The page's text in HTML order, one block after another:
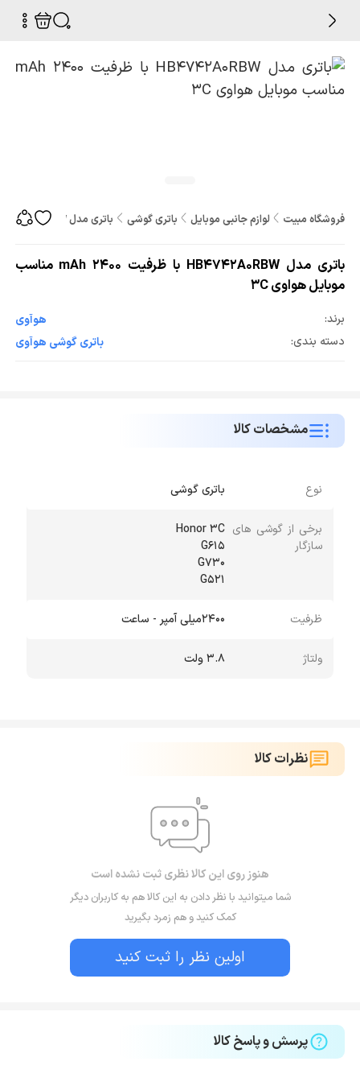
فروشگاه مبیت لوازم جانبی موبایل باتری گوشی باتری مدل HB4742A0RBW با ظرفیت 2400 mAh مناسب موبایل هواوی 3C
باتری مدل HB4742A0RBW با ظرفیت 2400 mAh مناسب
موبایل هواوی 3C
برند:
هوآوی
دسته بندی:
باتری گوشی هوآوی
مشخصات کالا
نوع باتری گوشی
برخی از گوشی های
سازگار
Honor 3C
G615
G730
G521
ظرفیت 2400میلی آمپر - ساعت
ولتاژ 3.8 ولت
نظرات کالا
هنوز روی این کالا نظری ثبت نشده است
شما میتوانید با نظر دادن به این کالا هم به کاربران دیگر
کمک کنید و هم زمرد بگیرید
اولین نظر را ثبت کنید
پرسش و پاسخ کالا